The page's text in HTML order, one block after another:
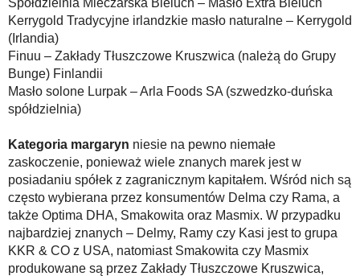
Kerrygold Tradycyjne irlandzkie masło naturalne – Kerrygold
(Irlandia)
Finuu – Zakłady Tłuszczowe Kruszwica (należą do Grupy
Bunge) Finlandii
Masło solone Lurpak – Arla Foods SA (szwedzko-duńska
spółdzielnia)
Kategoria margaryn niesie na pewno niemałe
zaskoczenie, ponieważ wiele znanych marek jest w
posiadaniu spółek z zagranicznym kapitałem. Wśród nich są
często wybierana przez konsumentów Delma czy Rama, a
także Optima DHA, Smakowita oraz Masmix. W przypadku
najbardziej znanych – Delmy, Ramy czy Kasi jest to grupa
KKR & CO z USA, natomiast Smakowita czy Masmix
produkowane są przez Zakłady Tłuszczowe Kruszwica,